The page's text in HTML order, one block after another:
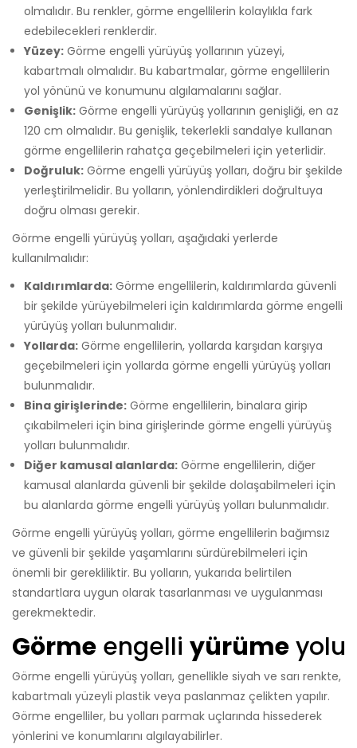
olmalıdır. Bu renkler, görme engellilerin kolaylıkla fark
edebilecekleri renklerdir.
Yüzey: Görme engelli yürüyüş yollarının yüzeyi,
kabartmalı olmalıdır. Bu kabartmalar, görme engellilerin
yol yönünü ve konumunu algılamalarını sağlar.
Genişlik: Görme engelli yürüyüş yollarının genişliği, en az
120 cm olmalıdır. Bu genişlik, tekerlekli sandalye kullanan
görme engellilerin rahatça geçebilmeleri için yeterlidir.
Doğruluk: Görme engelli yürüyüş yolları, doğru bir şekilde
yerleştirilmelidir. Bu yolların, yönlendirdikleri doğrultuya
doğru olması gerekir.
Görme engelli yürüyüş yolları, aşağıdaki yerlerde
kullanılmalıdır:
Kaldırımlarda: Görme engellilerin, kaldırımlarda güvenli
bir şekilde yürüyebilmeleri için kaldırımlarda görme engelli
yürüyüş yolları bulunmalıdır.
Yollarda: Görme engellilerin, yollarda karşıdan karşıya
geçebilmeleri için yollarda görme engelli yürüyüş yolları
bulunmalıdır.
Bina girişlerinde: Görme engellilerin, binalara girip
çıkabilmeleri için bina girişlerinde görme engelli yürüyüş
yolları bulunmalıdır.
Diğer kamusal alanlarda: Görme engellilerin, diğer
kamusal alanlarda güvenli bir şekilde dolaşabilmeleri için
bu alanlarda görme engelli yürüyüş yolları bulunmalıdır.
Görme engelli yürüyüş yolları, görme engellilerin bağımsız
ve güvenli bir şekilde yaşamlarını sürdürebilmeleri için
önemli bir gerekliliktir. Bu yolların, yukarıda belirtilen
standartlara uygun olarak tasarlanması ve uygulanması
gerekmektedir.
Görme engelli yürümeyolu
Görme engelli yürüyüş yolları, genellikle siyah ve sarı renkte,
kabartmalı yüzeyli plastik veya paslanmaz çelikten yapılır.
Görme engelliler, bu yolları parmak uçlarında hissederek
yönlerini ve konumlarını algılayabilirler.